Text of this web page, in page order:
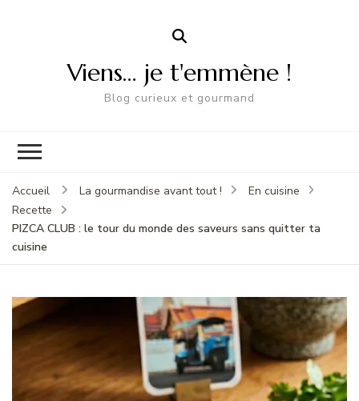
Viens… je t'emmène !
Blog curieux et gourmand
Accueil La gourmandise avant tout !
En cuisine
Recette
PIZCA CLUB : le tour du monde des saveurs sans quitter ta
cuisine